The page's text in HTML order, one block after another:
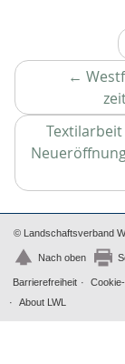
Christof
Kathrin Schulte
Jahreszeiten
Kolonialismus
Nahrung
Brauch
Zweiter
Weimarer
Nachkriegszeit
Magazin für
←
© Landschaftsverband
Nach oben
Barrierefreiheit
About LWL